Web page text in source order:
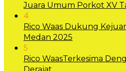
Juara Umum Porkot XV
4
Rico Waas Dukung
Medan 2025
5
Rico WaasTerkesima